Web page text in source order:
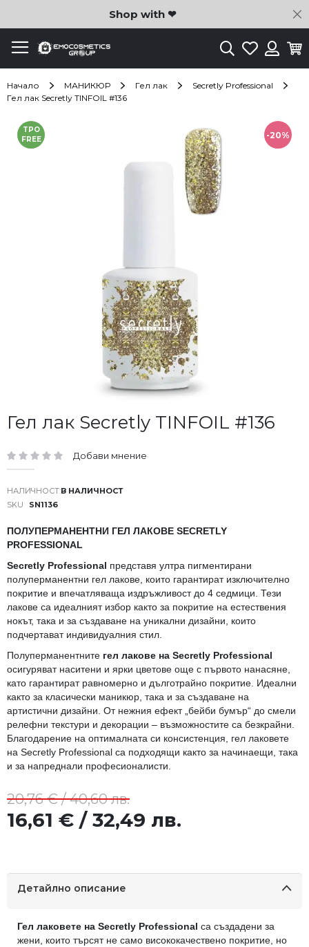
Shop with ❤
ТърсенеЛюбими
Начало МАНИКЮР Гел лак
Secretly Professional
Гел лак Secretly TINFOIL #136
Гел лак Secretly TINFOIL #136
рейтинг: Добави мнение
В НАЛИЧНОСТ
SKU
SN1136
ПОЛУПЕРМАНЕНТНИ ГЕЛ ЛАКОВЕ SECRETLY
PROFESSIONAL
Secretly Professional представя ултра пигментирани
полуперманентни гел лакове, които гарантират изключително
покритие и впечатляваща издръжливост до 4 седмици. Тези
лакове са идеалният избор както за покритие на естествения
нокът, така и за създаване на уникални дизайни, които
подчертават индивидуалния стил.
Полуперманентните гел лакове на Secretly Professional
осигуряват наситени и ярки цветове още с първото нанасяне,
като гарантират равномерно и дълготрайно покритие. Идеални
както за класически маникюр, така и за създаване на
артистични дизайни. От нежния ефект „бейби бумър“ до смели
релефни текстури и декорации – възможностите са безкрайни.
Благодарение на оптималната си консистенция, гел лаковете
на Secretly Professional са подходящи както за начинаещи, така
и за напреднали професионалисти.
16,61 € / 32,49 лв.
20,76 € / 40,60 лв.
-20%
TPO
FREE
Преминете
към
края
Преминете
към
на
галерия
със
снимки
Детайлно описание
Гел лаковете на Secretly Professional са създадени за
жени, които търсят не само висококачествено покритие, но